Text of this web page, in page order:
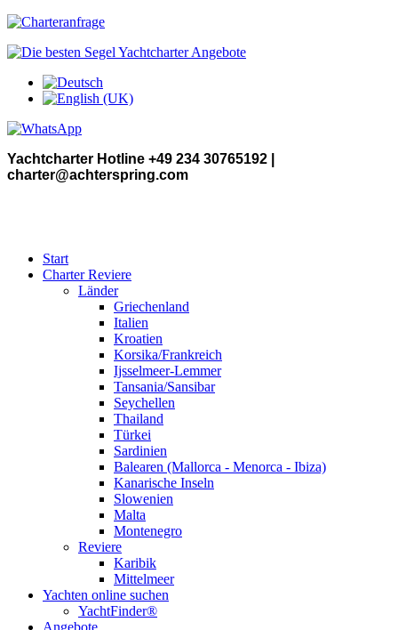
Yachtcharter Hotline +49 234 30765192 |
charter@achterspring.com
Start
Charter Reviere
Länder
Griechenland
Italien
Kroatien
Korsika/Frankreich
Ijsselmeer-Lemmer
Tansania/Sansibar
Seychellen
Thailand
Türkei
Sardinien
Balearen (Mallorca - Menorca - Ibiza)
Kanarische Inseln
Slowenien
Malta
Montenegro
Reviere
Karibik
Mittelmeer
Yachten online suchen
YachtFinder®
Angebote